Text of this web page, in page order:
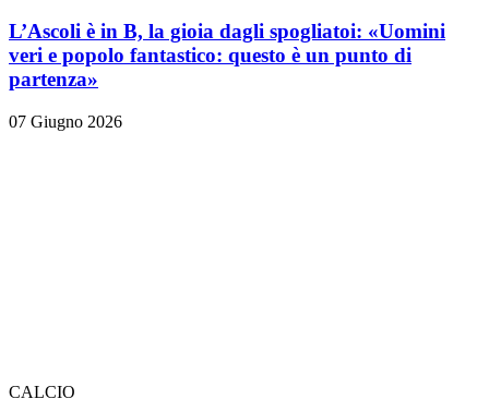
L’Ascoli è in B, la gioia dagli spogliatoi: «Uomini
veri e popolo fantastico: questo è un punto di
partenza»
07 Giugno 2026
CALCIO